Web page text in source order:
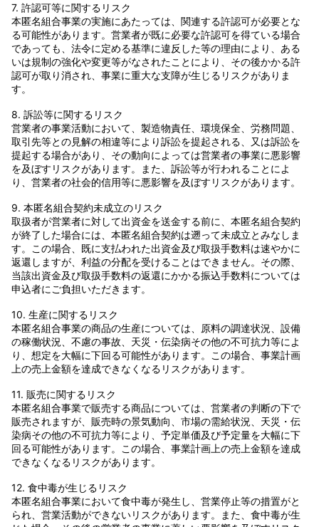
7. 許認可等に関するリスク
本匿名組合事業の実施にあたっては、関連する許認可が必要とな
る可能性があります。営業者が既に必要な許認可を得ている場合
であっても、法令に定める基準に違反した等の理由により、ある
いは規制の強化や変更等がなされたことにより、その後かかる許
認可が取り消され、事業に重大な支障が生じるリスクがありま
す。
8. 訴訟等に関するリスク
営業者の事業活動において、製造物責任、環境保全、労務問題、
取引先等との見解の相違等により訴訟を提起される、又は訴訟を
提起する場合があり、その動向によっては営業者の事業に悪影響
を及ぼすリスクがあります。また、訴訟等が行われることによ
り、営業者の社会的信用等に悪影響を及ぼすリスクがあります。
9. 本匿名組合契約未成立のリスク
取扱者が営業者に対して出資金を送金する前に、本匿名組合契約
が終了した場合には、本匿名組合契約は遡って未成立とみなしま
す。この場合、既に支払われた出資金及び取扱手数料は速やかに
返還しますが、利益の分配を受けることはできません。その際、
当該出資金及び取扱手数料の返還にかかる振込手数料については
申込者にご負担いただきます。
10. 生産に関するリスク
本匿名組合事業の商品の生産については、原料の調達状況、設備
の稼働状況、不慮の事故、天災・伝染病その他の不可抗力等によ
り、想定を大幅に下回る可能性があります。この場合、事業計画
上の売上金額を達成できなくなるリスクがあります。
11. 販売に関するリスク
本匿名組合事業で販売する商品については、営業者の判断の下で
販売されますが、販売時の景気動向、市場の需給状況、天災・伝
染病その他の不可抗力等により、予定単価及び予定量を大幅に下
回る可能性があります。この場合、事業計画上の売上金額を達成
できなくなるリスクがあります。
12. 食中毒が生じるリスク
本匿名組合事業において食中毒が発生し、営業停止等の措置がと
られ、営業活動ができないリスクがあります。また、食中毒が生